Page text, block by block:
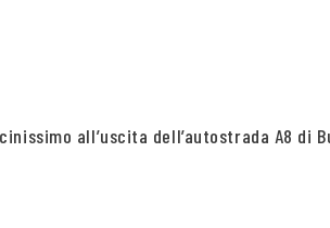
all’uscita dell’autostrada A8 di